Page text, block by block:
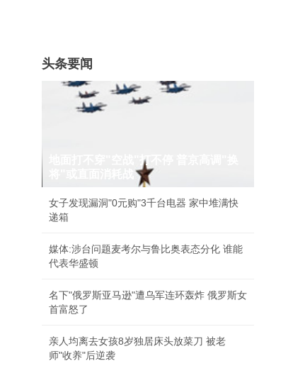
头条要闻
地面打不穿"空战"打不停 普京高调"换
女子发现漏洞"0元购"3千台电器 家中堆满快
递箱
媒体:涉台问题麦考尔与鲁比奥表态分化 谁能
代表华盛顿
名下"俄罗斯亚马逊"遭乌军连环轰炸 俄罗斯女
首富怒了
亲人均离去女孩8岁独居床头放菜刀 被老
师"收养"后逆袭